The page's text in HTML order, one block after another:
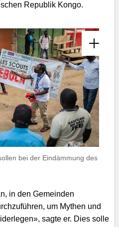
Republik Kongo.
bei der Eindämmung des
in den Gemeinden
um Mythen und
sagte er. Dies solle